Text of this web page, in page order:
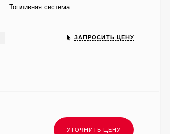
Топливная система
ЗАПРОСИТЬ ЦЕНУ